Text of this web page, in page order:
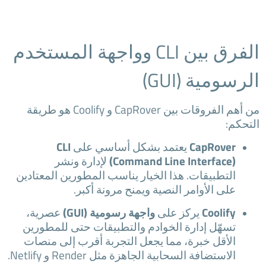
الفرق بين CLI وواجهة المستخدم
الرسومية (GUI)
من أهم الفروقات بين CapRover و Coolify هو طريقة
التحكم:
CapRover يعتمد بشكل أساسي على CLI
(Command Line Interface) لإدارة ونشر
التطبيقات. هذا الخيار يناسب المطورين المعتادين
على الأوامر النصية ويمنح مرونة أكبر.
Coolify يركز علىواجهة رسومية (GUI)
عصرية،
تسهّل إدارة الخوادم والتطبيقات حتى للمطورين
الأقل خبرة، مما يجعل التجربة أقرب إلى منصات
الاستضافة السحابية الجاهزة مثل Render و Netlify.